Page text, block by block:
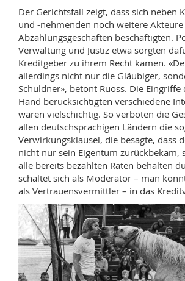
Der Gerichtsfall zeigt, dass sich neben
und -nehmenden noch weitere
Abzahlungsgeschäften beschäftigten.
Verwaltung und Justiz etwa sorgten
Kreditgeber zu ihrem Recht kamen.
allerdings nicht nur die Gläubiger,
Schuldner», betont Ruoss. Die
Hand berücksichtigten verschiedene
waren vielschichtig. So verboten die
allen deutschsprachigen Ländern die
Verwirkungsklausel, die besagte, dass
nicht nur sein Eigentum zurückbekam,
alle bereits bezahlten Raten behalten
schaltet sich als Moderator – man
als Vertrauensvermittler – in das